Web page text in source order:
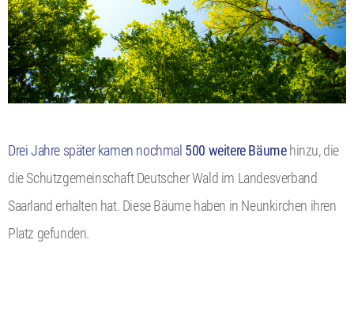
Drei Jahre später kamen nochmal 500 weitere Bäumehinzu, die
die Schutzgemeinschaft Deutscher Wald im Landesverband
Saarland erhalten hat. Diese Bäume haben in Neunkirchen ihren
Platz gefunden.